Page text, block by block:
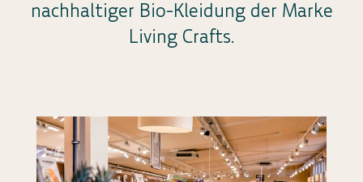
nachhaltiger Bio-Kleidung der Marke
Living Crafts.